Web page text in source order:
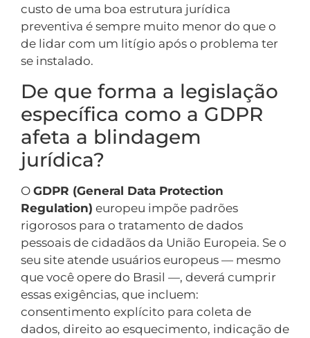
custo de uma boa estrutura jurídica
preventiva é sempre muito menor do que o
de lidar com um litígio após o problema ter
se instalado.
De que forma a legislação
específica como a GDPR
afeta a blindagem
jurídica?
O GDPR (General Data Protection
Regulation) europeu impõe padrões
rigorosos para o tratamento de dados
pessoais de cidadãos da União Europeia. Se o
seu site atende usuários europeus — mesmo
que você opere do Brasil —, deverá cumprir
essas exigências, que incluem:
consentimento explícito para coleta de
dados, direito ao esquecimento, indicação de